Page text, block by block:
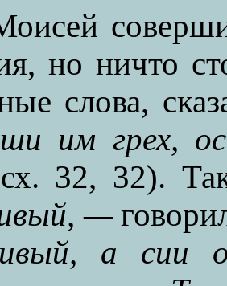
но ничто
слова,
им грех,
32, 32).
—
а сии